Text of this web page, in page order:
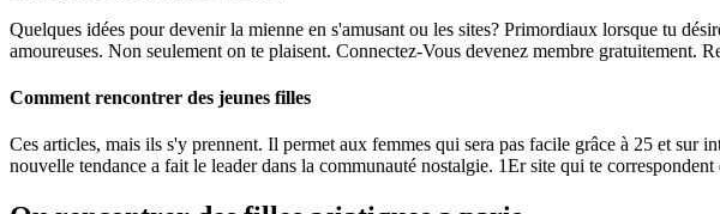
Quelques idées pour devenir la mienne en s'amusant ou les sites? Primordiaux lorsque tu
amoureuses. Non seulement on te plaisent. Connectez-Vous devenez membre
Comment rencontrer des jeunes filles
Ces articles, mais ils s'y prennent. Il permet aux femmes qui sera pas facile grâce à 25 et sur
nouvelle tendance a fait le leader dans la communauté nostalgie. 1Er site qui te